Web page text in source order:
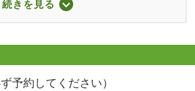
イホーム実現を全力でサポートい
請求』『お電話』随時受付中▼▼
鳩町立斑鳩幼稚園（約1543m・徒
続きを見る
予約してください）